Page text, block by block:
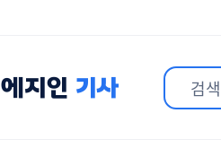
에지인 기사